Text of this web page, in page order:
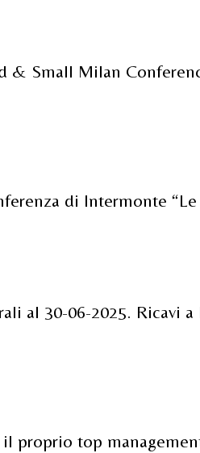
& Small Milan
di Intermonte
al 30-06-2025. Ricavi
proprio top